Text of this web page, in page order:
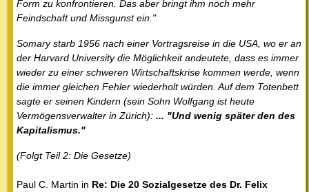
Form zu konfrontieren. Das aber bringt ihm noch mehr
Feindschaft und Missgunst ein."
Somary starb 1956 nach einer Vortragsreise in die USA, wo er an
der Harvard University die Möglichkeit andeutete, dass es immer
wieder zu einer schweren Wirtschaftskrise kommen werde, wenn
die immer gleichen Fehler wiederholt würden. Auf dem Totenbett
sagte er seinen Kindern (sein Sohn Wolfgang ist heute
Vermögensverwalter in Zürich): ... "Und wenig später den des
Kapitalismus."
(Folgt Teil 2: Die Gesetze)
Paul C. Martin in Re: Die 20 Sozialgesetze des Dr. Felix